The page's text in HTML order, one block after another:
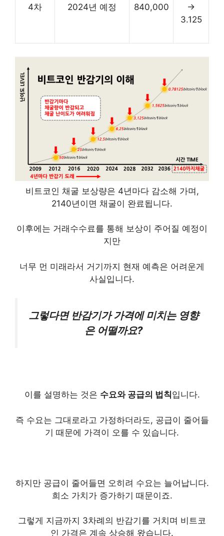
4차 2024년 예정 840,000
→
3.125
비트코인 채굴 보상량은 4년마다 감소해 가며,
2140년이면 채굴이 완료됩니다.
이후에는 거래수수료를 통해 보상이 주어질 예정이
지만
너무 먼 미래라서 거기까지 현재 예측은 어려운게
사실입니다.
그렇다면 반감기가 가격에 미치는 영향
은 어떨까요?
이를 설명하는 것은 수요와 공급의 법칙입니다.
즉 수요는 그대로라고 가정하더라도, 공급이 줄어들
기 때문에 가격이 오를 수 있습니다.
하지만 공급이 줄어들면 오히려 수요는 늘어납니다.
희소 가치가 증가하기 때문이죠.
그렇게 지금까지 3차례의 반감기를 거치며 비트코
인 가격은 계속 상승해 왔습니다.